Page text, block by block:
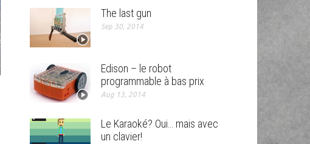
The last gun
Sep 30, 2014
Edison – le robot
programmable à bas prix
Aug 13, 2014
Le Karaoké? Oui… mais avec
un clavier!